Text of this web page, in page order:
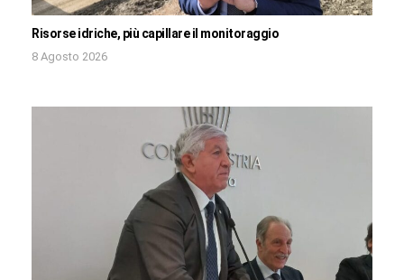
Risorse idriche, più capillare il monitoraggio
8 Agosto 2026